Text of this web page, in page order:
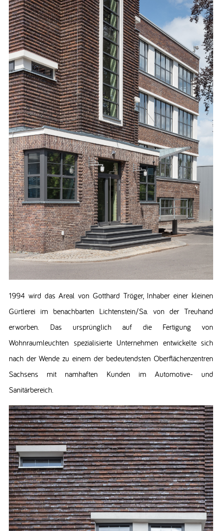
1994 wird das Areal von Gotthard Tröger, Inhaber einer kleinen
Gürtlerei im benachbarten Lichtenstein/Sa. von der Treuhand
erworben. Das ursprünglich auf die Fertigung von
Wohnraumleuchten spezialisierte Unternehmen entwickelte sich
nach der Wende zu einem der bedeutendsten Oberflächenzentren
Sachsens mit namhaften Kunden im Automotive- und
Sanitärbereich.